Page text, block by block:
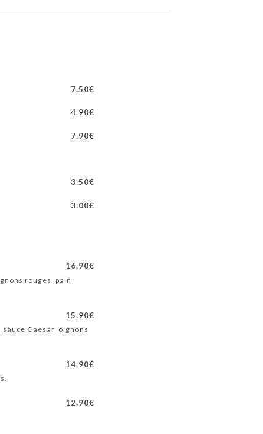
7.50€
4.90€
7.90€
3.50€
3.00€
16.90€
rouges, pain
15.90€
Caesar, oignons
14.90€
12.90€